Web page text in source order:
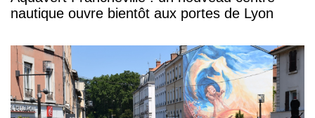
nautique ouvre bientôt aux portes de Lyon